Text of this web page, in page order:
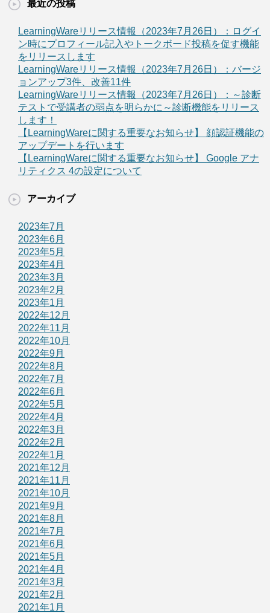
最近の投稿
LearningWareリリース情報（2023年7月26日）：ログイ
ン時にプロフィール記入やトークボード投稿を促す機能
をリリースします
LearningWareリリース情報（2023年7月26日）：バージ
ョンアップ3件、改善11件
LearningWareリリース情報（2023年7月26日）：～診断
テストで受講者の弱点を明らかに～診断機能をリリース
します！
【LearningWareに関する重要なお知らせ】 顔認証機能の
アップデートを行います
【LearningWareに関する重要なお知らせ】 Google アナ
リティクス 4の設定について
アーカイブ
2023年7月
2023年6月
2023年5月
2023年4月
2023年3月
2023年2月
2023年1月
2022年12月
2022年11月
2022年10月
2022年9月
2022年8月
2022年7月
2022年6月
2022年5月
2022年4月
2022年3月
2022年2月
2022年1月
2021年12月
2021年11月
2021年10月
2021年9月
2021年8月
2021年7月
2021年6月
2021年5月
2021年4月
2021年3月
2021年2月
2021年1月